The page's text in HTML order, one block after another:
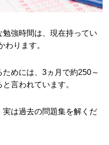
強時間は、現在持ってい
わります。
めには、3ヵ月で約250～
言われています。
は過去の問題集を解くだ